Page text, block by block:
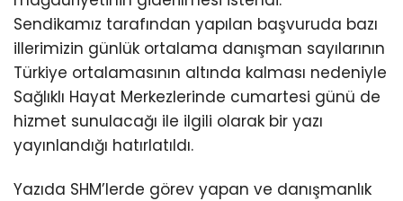
Sendikamız tarafından yapılan başvuruda bazı
illerimizin günlük ortalama danışman sayılarının
Türkiye ortalamasının altında kalması nedeniyle
Sağlıklı Hayat Merkezlerinde cumartesi günü de
hizmet sunulacağı ile ilgili olarak bir yazı
yayınlandığı hatırlatıldı.
Yazıda SHM’lerde görev yapan ve danışmanlık